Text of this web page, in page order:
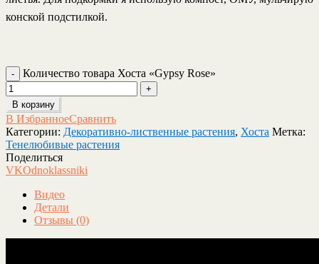
конской подстилкой.
Количество товара Хоста «Gypsy Rose»
В корзину
В ИзбранноеСравнить
Категории: Декоративно-лиственные растения, Хоста Метка:
Тенелюбивые растения
Поделиться
VKOdnoklassniki
Видео
Детали
Отзывы (0)